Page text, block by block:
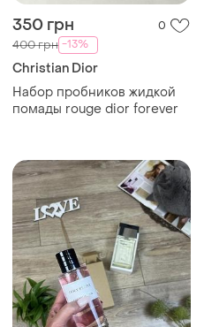
350 грн 0
400 грн -13%
Christian Dior
Набор пробников жидкой
помады rouge dior forever